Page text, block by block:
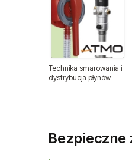
Pistolety
Pistolety do
Pistolety do
Spożywcze
Technika smarowania i
dystrybucja płynów
Bezpieczne